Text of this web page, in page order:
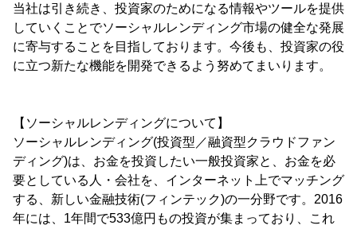
当社は引き続き、投資家のためになる情報やツールを提供
していくことでソーシャルレンディング市場の健全な発展
に寄与することを目指しております。今後も、投資家の役
に立つ新たな機能を開発できるよう努めてまいります。
【ソーシャルレンディングについて】
ソーシャルレンディング(投資型／融資型クラウドファン
ディング)は、お金を投資したい一般投資家と、お金を必
要としている人・会社を、インターネット上でマッチング
する、新しい金融技術(フィンテック)の一分野です。2016
年には、1年間で533億円もの投資が集まっており、これ